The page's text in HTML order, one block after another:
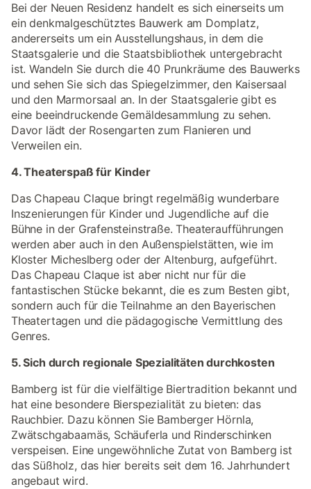
Bei der Neuen Residenz handelt es sich einerseits um
ein denkmalgeschütztes Bauwerk am Domplatz,
andererseits um ein Ausstellungshaus, in dem die
Staatsgalerie und die Staatsbibliothek untergebracht
ist. Wandeln Sie durch die 40 Prunkräume des Bauwerks
und sehen Sie sich das Spiegelzimmer, den Kaisersaal
und den Marmorsaal an. In der Staatsgalerie gibt es
eine beeindruckende Gemäldesammlung zu sehen.
Davor lädt der Rosengarten zum Flanieren und
Verweilen ein.
4. Theaterspaß für Kinder
Das Chapeau Claque bringt regelmäßig wunderbare
Inszenierungen für Kinder und Jugendliche auf die
Bühne in der Grafensteinstraße. Theateraufführungen
werden aber auch in den Außenspielstätten, wie im
Kloster Micheslberg oder der Altenburg, aufgeführt.
Das Chapeau Claque ist aber nicht nur für die
fantastischen Stücke bekannt, die es zum Besten gibt,
sondern auch für die Teilnahme an den Bayerischen
Theatertagen und die pädagogische Vermittlung des
Genres.
5. Sich durch regionale Spezialitäten durchkosten
Bamberg ist für die vielfältige Biertradition bekannt und
hat eine besondere Bierspezialität zu bieten: das
Rauchbier. Dazu können Sie Bamberger Hörnla,
Zwätschgabaamäs, Schäuferla und Rinderschinken
verspeisen. Eine ungewöhnliche Zutat von Bamberg ist
das Süßholz, das hier bereits seit dem 16. Jahrhundert
angebaut wird.